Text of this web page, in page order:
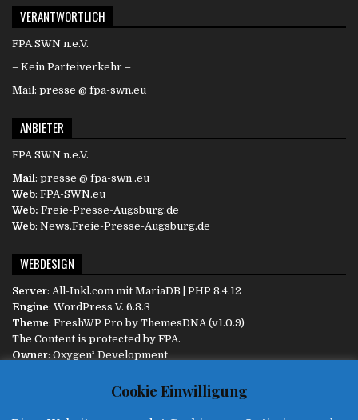
VERANTWORTLICH
FPA SWN n.e.V.
– Kein Parteiverkehr –
Mail: presse @ fpa-swn.eu
ANBIETER
FPA SWN n.e.V.
Mail : presse @ fpa-swn .eu
Web: FPA-SWN.eu
Web: Freie-Presse-Augsburg.de
Web: News.Freie-Presse-Augsburg.de
WEBDESIGN
Server: All-Inkl.com mit MariaDB | PHP 8.4.12
Engine: WordPress V. 6.8.3
Theme: FreshWP Pro by ThemesDNA(v1.0.9)
The Content is protected by FPA.
Owner: Oxygen³ Development
Cookie Einwilligung